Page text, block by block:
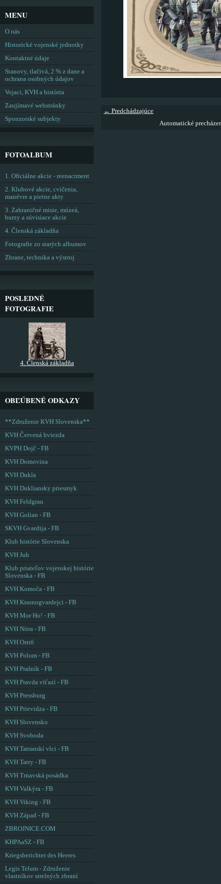
← Predchádzajúce
Automatické
MENU
O nás
Historické vojenské jednotky
Kontaktné údaje
Stanovy, tlačivá, 2 % z dane a
ochrana osobných údajov
Vojaci, KVH a história
Zaujímavé webstránky
Sponzorské subjekty
FOTOALBUM
1. Oficiálne akcie - reenactment
2. Klubové akcie, cvičenia,
manévre a pietne akty
3. Zahraničné misie, múzeá,
burzy a súvisiace akcie
4. Členská základňa
Fotografie zo starých albumov
Zbrane, technika a výstroj
POSLEDNÉ
FOTOGRAFIE
4. Členská základňa
OBĽÚBENÉ ODKAZY
**Združenie KVH Slovenska**
KVH Červená hviezda
KVPH Dojč - FB
KVH Domovina
KVH Dukla
KVH Dukliansky priesmyk
KVH Feldgrau
KVH Golian - FB
SKVH Gvardija - FB
Klub histórie Slovenska
KVH Juh
Klub priateľov vojenskej histórie
Slovenska - FB
KVH Komoča - FB
KVH Krasnogvardejci - FB
KVH Mor Ho! - FB
KVH Nitra - FB
KVH Ostrô
KVH Polom - FB
KVH Prašník - FB
KVH Pravda víťazí - FB
KVH Pressburg
KVH Prievidza - FB
KVH Slovensko
KVH Svoboda
KVH Tatranskí vlci - FB
KVH Tatry - FB
KVH Trnavská posádka
KVH Valkýra - FB
KVH Viking - FB
KVH Západ - FB
ZBROJNICE.COM
KHPAaSZ - FB
Kriegsberichter des Heeres
Legis Telum - Združenie
vlastníkov strelných zbraní